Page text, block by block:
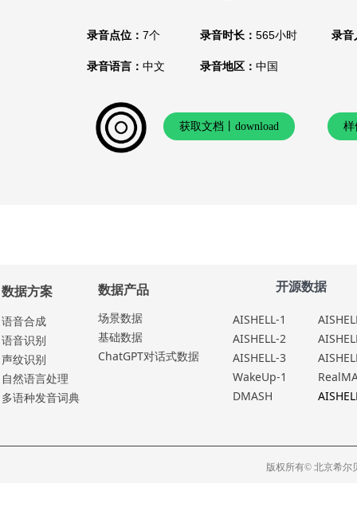
录音点位： 7个
获取文档丨download 样
录音语言： 中文 录音地区： 中国
录音
录音时长： 565小时
数据方案
语⾳合成
语⾳识别
声纹识别
⾃然语⾔处理
多语种发⾳词典
数据产品
场景数据
基础数据
ChatGPT对话式数据
AISHELL-1
AISHELL-2
AISHELL-3
WakeUp-1
DMASH
开源数据
版权所有© 北京希尔